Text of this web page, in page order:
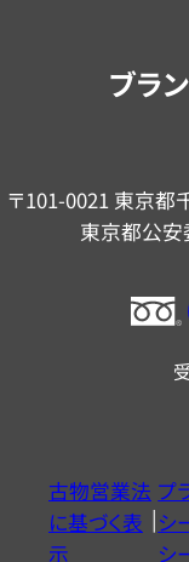
ブラ
〒101-0021 東京都
東京都公安
古物営業法
に基づく表
示
プ
シ
シ